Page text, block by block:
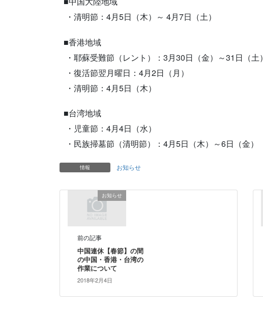
・清明節：4月5日（木）～ 4月7日（土）
■香港地域
・耶蘇受難節（レント）：3月30日（金）～31日（土）
・復活節翌月曜日：4月2日（月）
・清明節：4月5日（木）
■台湾地域
・児童節：4月4日（水）
・民族掃墓節（清明節）：4月5日（木）～6日（金）
情報 お知らせ
お知らせ
前の記事
中国連休【春節】の間
の中国・香港・台湾の
作業について
2018年2月4日